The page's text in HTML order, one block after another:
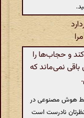
و حجاب‌ها را
نمی‌ماند که
هوش مصنوعی در
نظرتان نادرست است